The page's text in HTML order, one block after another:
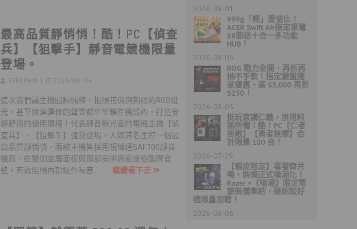
最高品質靜悄悄！酷！PC【偵查
兵】【狙擊手】靜音電競機限量
登場。
這次我們讓主機回歸純粹，拒絕花俏與刺眼的RGB燈
光，甚至就連運作的聲響都牢牢鎖在機殼內，打造安
靜舒適的使用環境！代表靜音無光害的電競主機【偵
查兵】、【狙擊手】強勢登場，人如其名主打一個最
高品質靜悄悄，兩款主機皆採用視博通SAF100靜音
機殼，在雙側金屬面板與頂部安排高密度樹酯隔音
墊，有效阻絕內部運作噪音...... 繼續看下去
2026-08-01
999g「輕」愛爸比！
ACER Swift Air指定筆電
88節送十合一多功能
HUB！
2026-08-05
ROG 戰力全開，再折再
抽不手軟！指定鍵盤獨
家優惠、滿 $3,000 再折
$250！
2026-08-03
挺玩家講仁義，拚用料
無所懼！酷！PC【仁者
無敵】【勇者無懼】合
計限量 100 台！
2026-07-29
【蝦皮限定】毒發齊共
鳴，裝備正式鳴潮化！
Razer ×《鳴潮》限定電
競裝備集結，達妮婭好
禮限量加贈！
2026-08-06